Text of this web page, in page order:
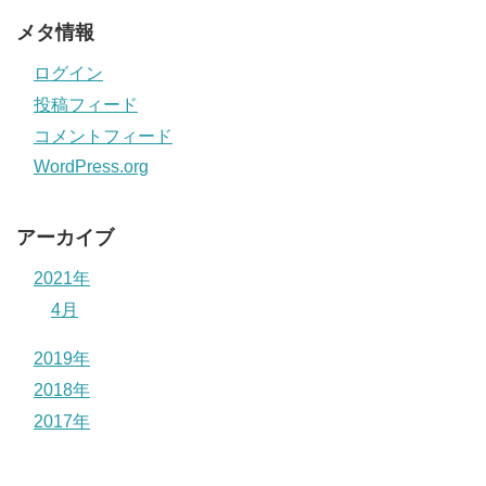
メタ情報
ログイン
投稿フィード
コメントフィード
WordPress.org
アーカイブ
2021年
4月
2019年
2018年
2017年